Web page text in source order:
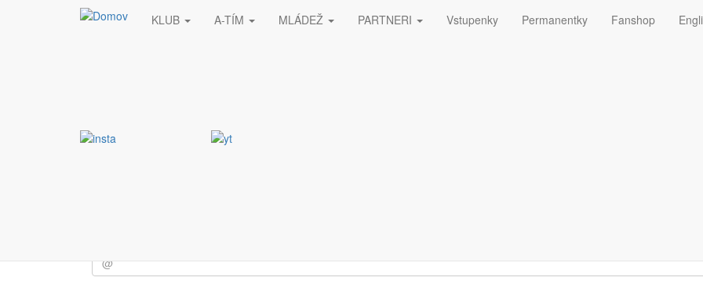
KLUB A-TÍM MLÁDEŽ PARTNERI Vstupenky Permanentky Fanshop
Vyžiadaná stránka nebola nájdená.